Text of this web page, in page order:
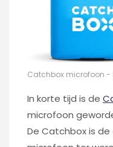
Catchbox microfoon -
In korte tijd is de
microfoon
De Catchbox is